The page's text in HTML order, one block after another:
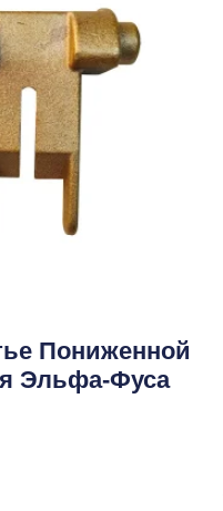
Пониженной
Эльфа-Фуса